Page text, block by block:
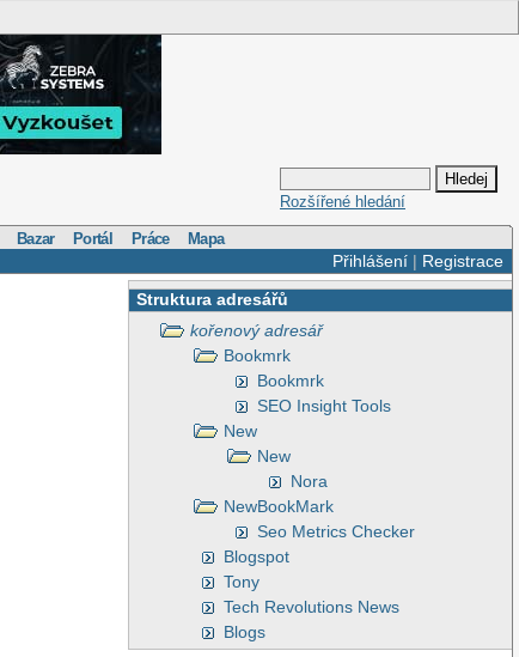
Rozšířené hledání
Bazar Portál Práce Mapa
Přihlášení| Registrace
Struktura adresářů
kořenový adresář
Bookmrk
Bookmrk
SEO Insight Tools
New
New
Nora
NewBookMark
Seo Metrics Checker
Blogspot
Tony
Tech Revolutions News
Blogs